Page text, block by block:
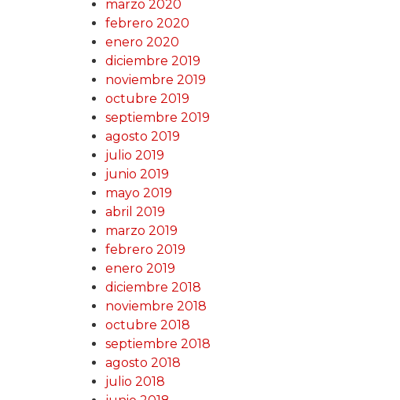
marzo 2020
febrero 2020
enero 2020
diciembre 2019
noviembre 2019
octubre 2019
septiembre 2019
agosto 2019
julio 2019
junio 2019
mayo 2019
abril 2019
marzo 2019
febrero 2019
enero 2019
diciembre 2018
noviembre 2018
octubre 2018
septiembre 2018
agosto 2018
julio 2018